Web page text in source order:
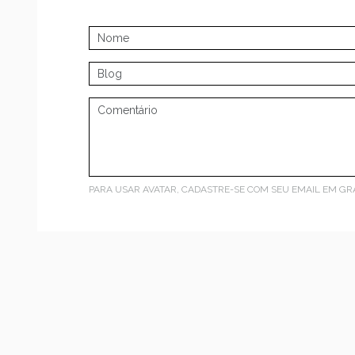
PARA USAR AVATAR, CADASTRE-SE COM SEU EMAIL EM